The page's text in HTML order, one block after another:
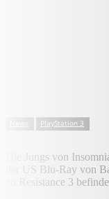
PlayStation 3
Die Jungs von
der US Blu-Ray von
zu Resistance 3